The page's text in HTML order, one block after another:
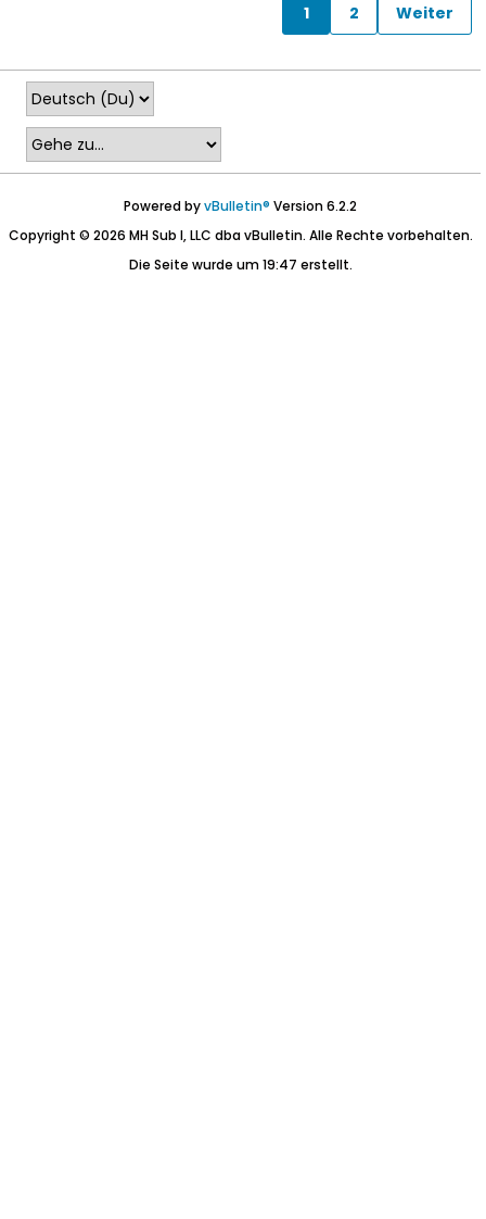
1 2 Weiter
Powered byvBulletin® Version 6.2.2
Copyright © 2026 MH Sub I, LLC dba vBulletin. Alle Rechte vorbehalten.
Die Seite wurde um 19:47 erstellt.